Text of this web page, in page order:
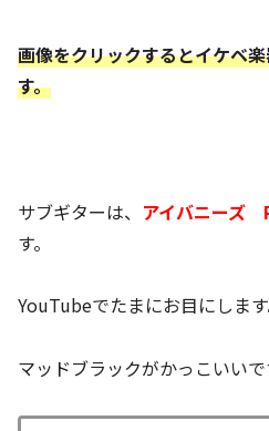
画像をクリックするとイケベ
す。
サブギターは、 アイバニーズ
す。
YouTubeでたまにお目にします
マッドブラックがかっこいいで